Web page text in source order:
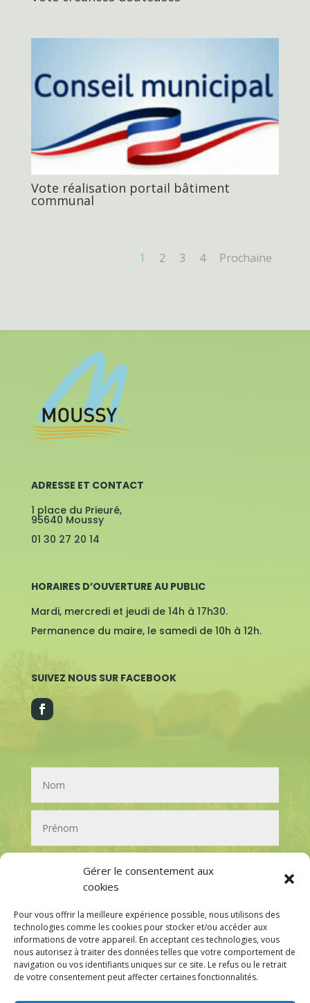
Gérer le consentement aux
cookies
Pour vous offrir la meilleure expérience possible, nous utilisons des
technologies comme les cookies pour stocker et/ou accéder aux
informations de votre appareil. En acceptant ces technologies, vous
nous autorisez à traiter des données telles que votre comportement de
navigation ou vos identifiants uniques sur ce site. Le refus ou le retrait
de votre consentement peut affecter certaines fonctionnalités.
Vote réalisation portail bâtiment
communal
1 2 3 4 Prochaine
ADRESSE ET CONTACT
1 place du Prieuré,
95640 Moussy
01 30 27 20 14
HORAIRES D’OUVERTURE AU PUBLIC
Mardi, mercredi et jeudi de 14h à 17h30.
Permanence du maire, le samedi de 10h à 12h.
SUIVEZ NOUS SUR FACEBOOK